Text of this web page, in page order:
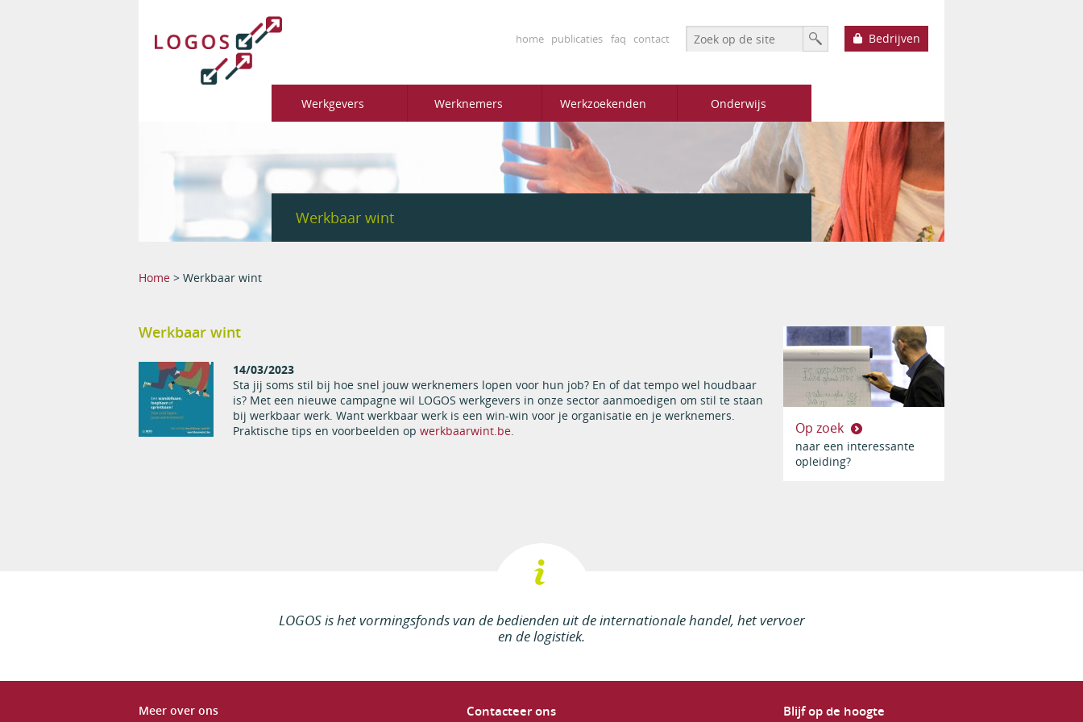
home publicaties faq contact Search form Zoek Bedrijven
Werkgevers Werknemers Werkzoekenden Onderwijs
Werkbaar wint
You are here
Home > Werkbaar wint
Werkbaar wint
14/03/2023
Sta jij soms stil bij hoe snel jouw werknemers lopen voor hun job? En of dat tempo wel houdbaar
is? Met een nieuwe campagne wil LOGOS werkgevers in onze sector aanmoedigen om stil te staan
bij werkbaar werk. Want werkbaar werk is een win-win voor je organisatie en je werknemers.
Praktische tips en voorbeelden op werkbaarwint.be. Op zoek
naar een interessante
opleiding?
LOGOS is het vormingsfonds van de bedienden uit de internationale handel, het vervoer
en de logistiek.
Meer over ons Contacteer ons Blijf op de hoogte